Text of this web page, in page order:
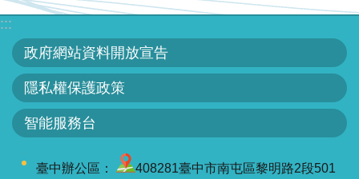
息
便
民
服
務
訊
:::
政府網站資料開放宣告
隱私權保護政策
智能服務台
臺中辦公區： 408281臺中市南屯區黎明路2段501